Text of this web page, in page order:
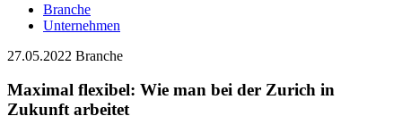
Branche
Unternehmen
27.05.2022 Branche
Maximal flexibel: Wie man bei der Zurich in
Zukunft arbeitet